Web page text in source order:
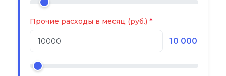
Прочие расходы в месяц (руб.)
10 000